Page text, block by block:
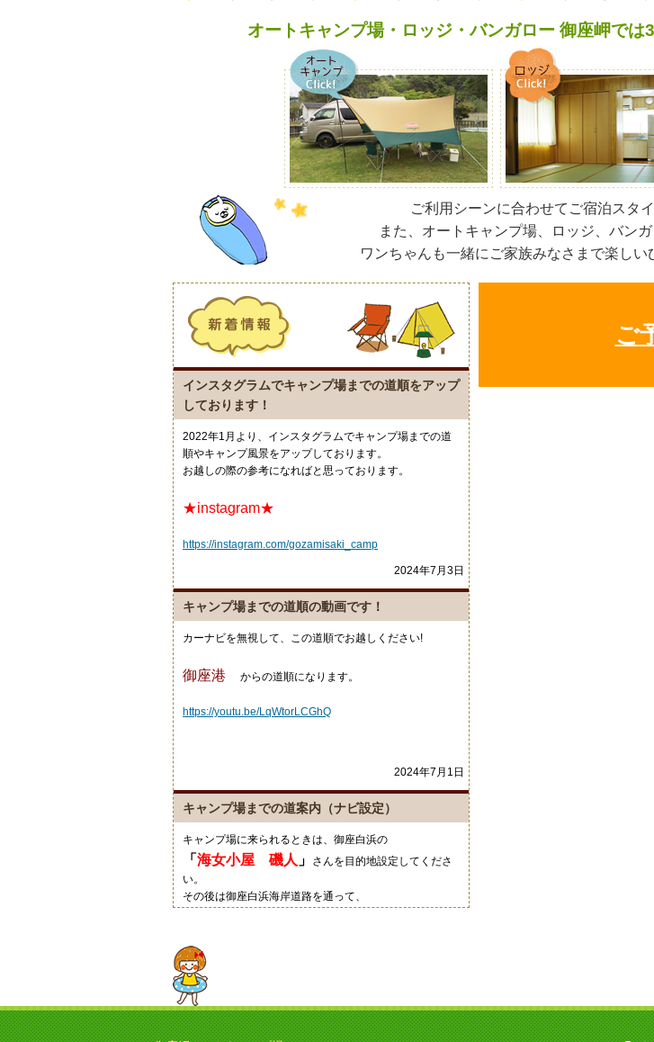
オートキャンプ場・ロッジ・バンガロー 御座岬では
ご利用シーンに合わせてご宿泊スタ
また、オートキャンプ場、ロッジ、バン
ワンちゃんも一緒にご家族みなさまで楽しい
インスタグラムでキャンプ場までの道順をアップ
しております！
2022年1月より、インスタグラムでキャンプ場までの道
順やキャンプ風景をアップしております。
お越しの際の参考になればと思っております。
★instagram★
https://instagram.com/gozamisaki_camp
2024年7月3日
キャンプ場までの道順の動画です！
カーナビを無視して、この道順でお越しください!
御座港 からの道順になります。
https://youtu.be/LqWtorLCGhQ
2024年7月1日
キャンプ場までの道案内（ナビ設定）
キャンプ場に来られるときは、御座白浜の
「 海女小屋 磯人 」
さんを目的地設定してくださ
い。
その後は御座白浜海岸道路を通って、
グーグルマップやカーナビ等では、細い道を案内されま
すのでご注意ください。
キャンプにいい季節ですね！
ご